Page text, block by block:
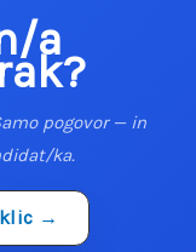
a
pogovor — in
ka.
klic →